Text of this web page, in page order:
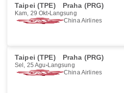
Taipei (TPE) Praha (PRG)
Kam, 29 Okt Langsung
China Airlines
Taipei (TPE) Praha (PRG)
Sel, 25 Agu Langsung
China Airlines